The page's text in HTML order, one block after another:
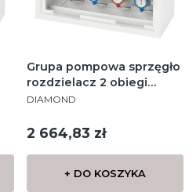
Grupa pompowa sprzęgło
rozdzielacz 2 obiegi
grzejniki
PRODUCENT
DIAMOND
Cena
2 664,83 zł
+ DO KOSZYKA